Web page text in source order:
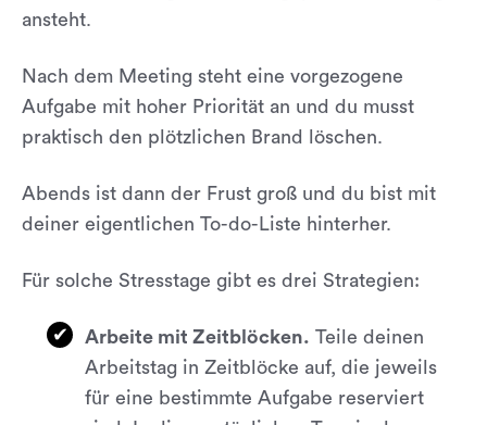
ansteht.
Nach dem Meeting steht eine vorgezogene
Aufgabe mit hoher Priorität an und du musst
praktisch den plötzlichen Brand löschen.
Abends ist dann der Frust groß und du bist mit
deiner eigentlichen To-do-Liste hinterher.
Für solche Stresstage gibt es drei Strategien:
Arbeite mit Zeitblöcken. Teile deinen
Arbeitstag in Zeitblöcke auf, die jeweils
für eine bestimmte Aufgabe reserviert